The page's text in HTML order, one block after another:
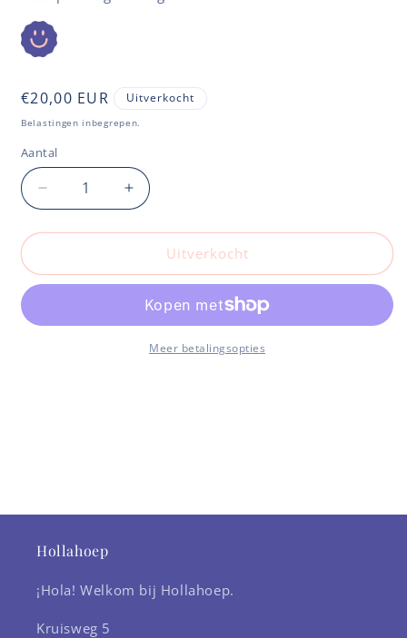
Normale
prijs
€20,00 EUR Uitverkocht
Belastingen inbegrepen.
Aantal
Aantal
verlagen
voor
-
bruin
Aantal
verhogen
voor
Toilettas/Etui
-
blauw-
bruin
Uitverkocht
Meer betalingsopties
Hollahoep
¡Hola! Welkom bij Hollahoep.
Kruisweg 5